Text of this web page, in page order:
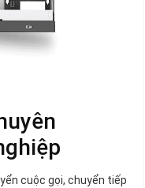
cuộc gọi, chuyển tiếp